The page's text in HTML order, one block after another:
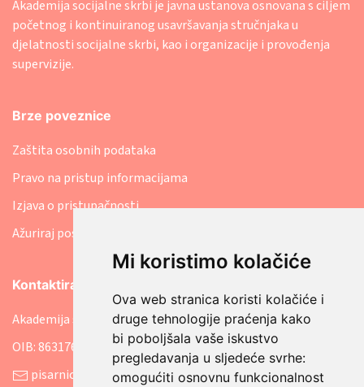
Mi koristimo kolačiće
Ova web stranica koristi kolačiće i
druge tehnologije praćenja kako
bi poboljšala vaše iskustvo
pregledavanja u sljedeće svrhe:
omogućiti osnovnu funkcionalnost
Akademija socijalne skrbi je javna ustanova osnovana s ciljem
početnog i kontinuiranog usavršavanja stručnjaka u
djelatnosti socijalne skrbi, kao i organizacije i provođenja
supervizije.
Brze poveznice
Zaštita osobnih podataka
Pravo na pristup informacijama
Izjava o pristupačnosti
Ažuriraj postavke kolačića
Kontaktirajte nas
Akademija socijalne skrbi
OIB: 86317641207
pisarnica@asosk.hr